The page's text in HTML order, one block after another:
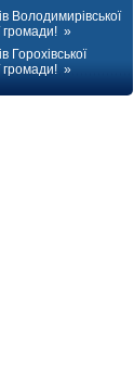
Володимирівської
громади! »
Горохівської
громади! »